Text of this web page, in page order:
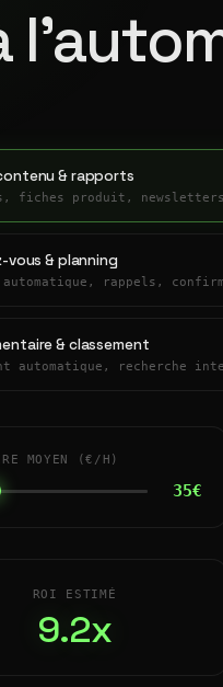
& rapports
fiches produit,
vous & planning
rappels,
& classement
automatique, recherche
MOYEN (€/H)
35€
ROI ESTIMÉ
9.2x